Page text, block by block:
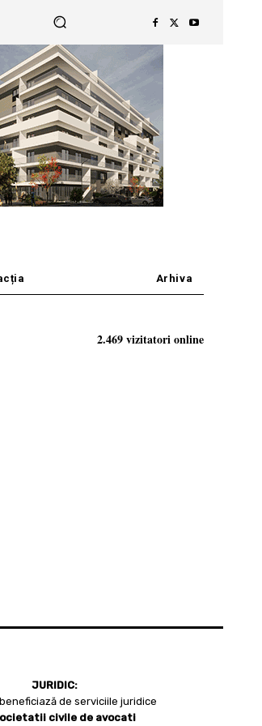
Arhiva
2.469 vizitatori online
JURIDIC:
de serviciile juridice
civile de avocati